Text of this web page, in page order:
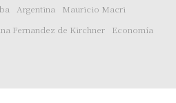
Argentina
Mauricio Macri
Fernandez de Kirchner
Economía